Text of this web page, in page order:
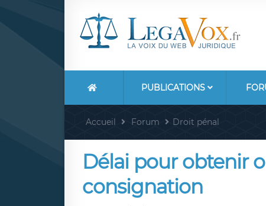
PUBLICATIONS
Accueil Forum Droit pénal
Délai pour obtenir
consignation